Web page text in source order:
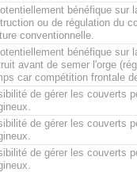
bénéfique sur
ou de régulation du
conventionnelle.
bénéfique sur
avant de semer l'orge
car compétition frontale
de gérer les couverts
de gérer les couverts
de gérer les couverts